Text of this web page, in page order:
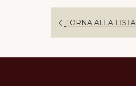
TORNA ALLA LISTA